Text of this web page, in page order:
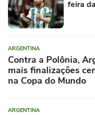
feira
ARGENTINA
Contra a Polônia,
mais finalizações
na Copa do Mundo
ARGENTINA